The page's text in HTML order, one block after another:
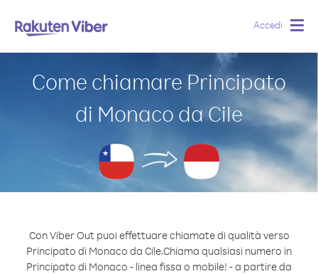
Accedi
Come chiamare Principato
di Monaco da Cile
Con Viber Out puoi effettuare chiamate di qualità verso
Principato di Monaco da Cile.Chiama qualsiasi numero in
Principato di Monaco - linea fissa o mobile! - a partire da